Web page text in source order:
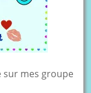
sur mes groupe